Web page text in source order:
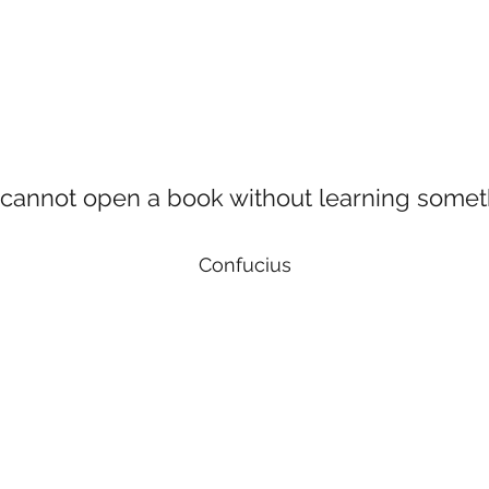
cannot open a book without learning
Confucius